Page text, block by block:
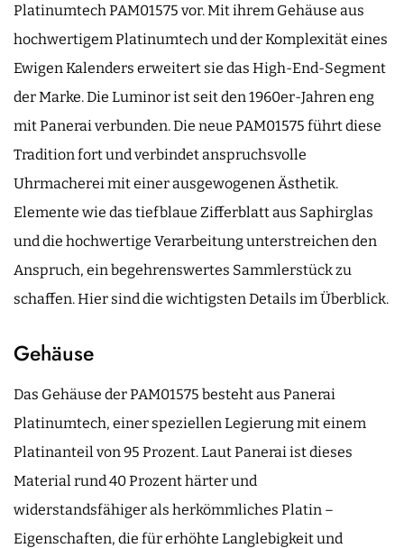
Platinumtech PAM01575 vor. Mit ihrem Gehäuse aus
hochwertigem Platinumtech und der Komplexität eines
Ewigen Kalenders erweitert sie das High-End-Segment
der Marke. Die Luminor ist seit den 1960er-Jahren eng
mit Panerai verbunden. Die neue PAM01575 führt diese
Tradition fort und verbindet anspruchsvolle
Uhrmacherei mit einer ausgewogenen Ästhetik.
Elemente wie das tiefblaue Zifferblatt aus Saphirglas
und die hochwertige Verarbeitung unterstreichen den
Anspruch, ein begehrenswertes Sammlerstück zu
schaffen. Hier sind die wichtigsten Details im Überblick.
Gehäuse
Das Gehäuse der PAM01575 besteht aus Panerai
Platinumtech, einer speziellen Legierung mit einem
Platinanteil von 95 Prozent. Laut Panerai ist dieses
Material rund 40 Prozent härter und
widerstandsfähiger als herkömmliches Platin –
Eigenschaften, die für erhöhte Langlebigkeit und